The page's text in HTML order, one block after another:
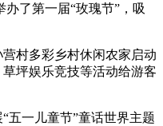
了第一届“玫瑰节”，吸
村多彩乡村休闲农家启动
坪娱乐竞技等活动给游客
一儿童节”童话世界主题